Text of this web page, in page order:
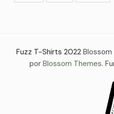
Fuzz T-Shirts 2022
por Blossom Themes.